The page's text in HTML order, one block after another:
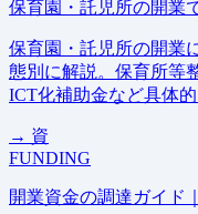
保育園・託児所の開業
保育園・託児所の開業
態別に解説。保育所等
ICT化補助金など具体
→ 資
FUNDING
開業資金の調達ガイド